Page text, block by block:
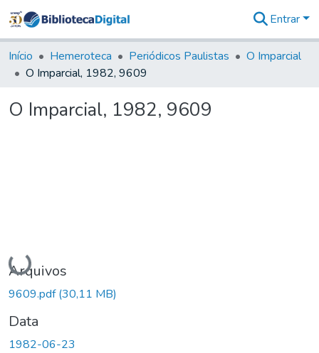
&
Coleções
Tudo na
Digital
Entrar
Início Hemeroteca Periódicos Paulistas
O Imparcial
O Imparcial, 1982, 9609
O Imparcial, 1982, 9609
Carregando...
Arquivos
9609.pdf(30,11 MB)
Data
1982-06-23